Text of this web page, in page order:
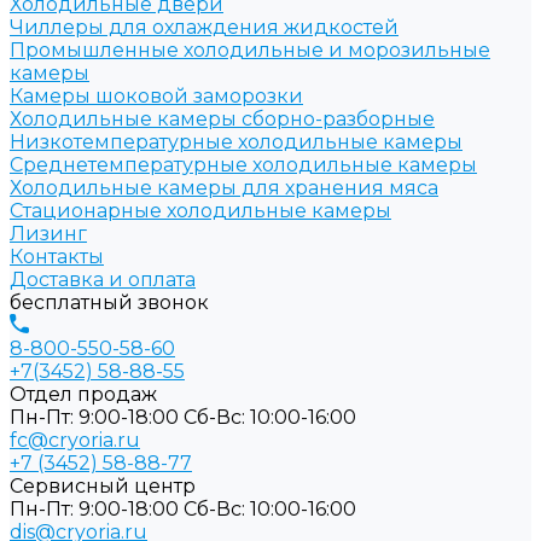
Чиллеры для охлаждения жидкостей
Промышленные холодильные и морозильные
камеры
Камеры шоковой заморозки
Холодильные камеры сборно-разборные
Низкотемпературные холодильные камеры
Среднетемпературные холодильные камеры
Холодильные камеры для хранения мяса
Стационарные холодильные камеры
Лизинг
Контакты
Доставка и оплата
бесплатный звонок
8-800-550-58-60
+7(3452) 58-88-55
Отдел продаж
Пн-Пт: 9:00-18:00 Cб-Вс: 10:00-16:00
fc@cryoria.ru
+7 (3452) 58-88-77
Сервисный центр
Пн-Пт: 9:00-18:00 Cб-Вс: 10:00-16:00
dis@cryoria.ru